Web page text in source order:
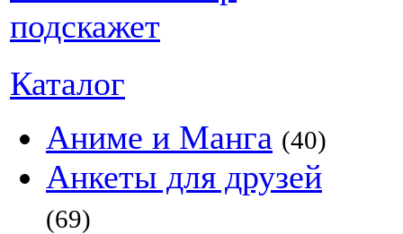
Каталог
Аниме и Манга (40)
Анкеты для друзей
(69)